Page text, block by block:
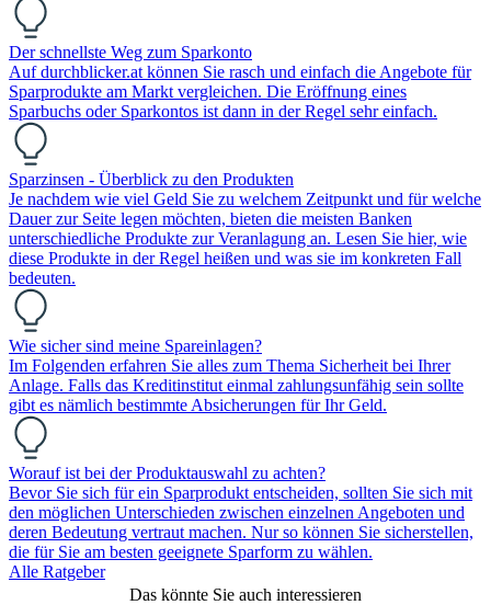
Der schnellste Weg zum Sparkonto
Auf durchblicker.at können Sie rasch und einfach die Angebote für
Sparprodukte am Markt vergleichen. Die Eröffnung eines
Sparbuchs oder Sparkontos ist dann in der Regel sehr einfach.
Sparzinsen - Überblick zu den Produkten
Je nachdem wie viel Geld Sie zu welchem Zeitpunkt und für welche
Dauer zur Seite legen möchten, bieten die meisten Banken
unterschiedliche Produkte zur Veranlagung an. Lesen Sie hier, wie
diese Produkte in der Regel heißen und was sie im konkreten Fall
bedeuten.
Wie sicher sind meine Spareinlagen?
Im Folgenden erfahren Sie alles zum Thema Sicherheit bei Ihrer
Anlage. Falls das Kreditinstitut einmal zahlungsunfähig sein sollte
gibt es nämlich bestimmte Absicherungen für Ihr Geld.
Worauf ist bei der Produktauswahl zu achten?
Bevor Sie sich für ein Sparprodukt entscheiden, sollten Sie sich mit
den möglichen Unterschieden zwischen einzelnen Angeboten und
deren Bedeutung vertraut machen. Nur so können Sie sicherstellen,
die für Sie am besten geeignete Sparform zu wählen.
Alle Ratgeber
Das könnte Sie auch interessieren